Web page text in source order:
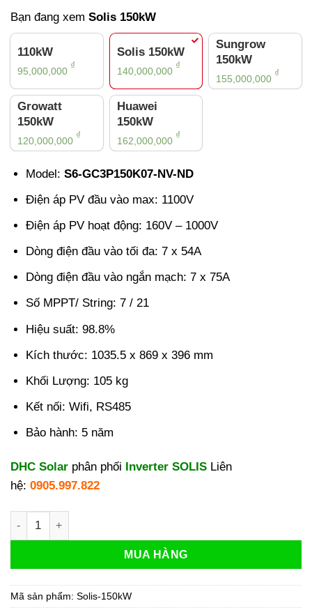
Bạn đang xem Solis 150kW
110kW
95,000,000
₫
Solis 150kW
140,000,000
₫
Sungrow
150kW
155,000,000
₫
Growatt
150kW
120,000,000
₫
Huawei
150kW
162,000,000
₫
Model:S6-GC3P150K07-NV-ND
Điện áp PV đầu vào max: 1100V
Điện áp PV hoạt động: 160V – 1000V
Dòng điện đầu vào tối đa: 7 x 54A
Dòng điện đầu vào ngắn mạch: 7 x 75A
Số MPPT/ String: 7 / 21
Hiệu suất: 98.8%
Kích thước: 1035.5 x 869 x 396 mm
Khối Lượng: 105 kg
Kết nối: Wifi, RS485
Bảo hành: 5 năm
DHC Solar phân phối Inverter SOLIS Liên
hệ: 0905.997.822
Inverter Solis 150kW 3 Pha S6-GC3P150K07-NV-ND số lượng
MUA HÀNG
Mã sản phẩm: Solis-150kW